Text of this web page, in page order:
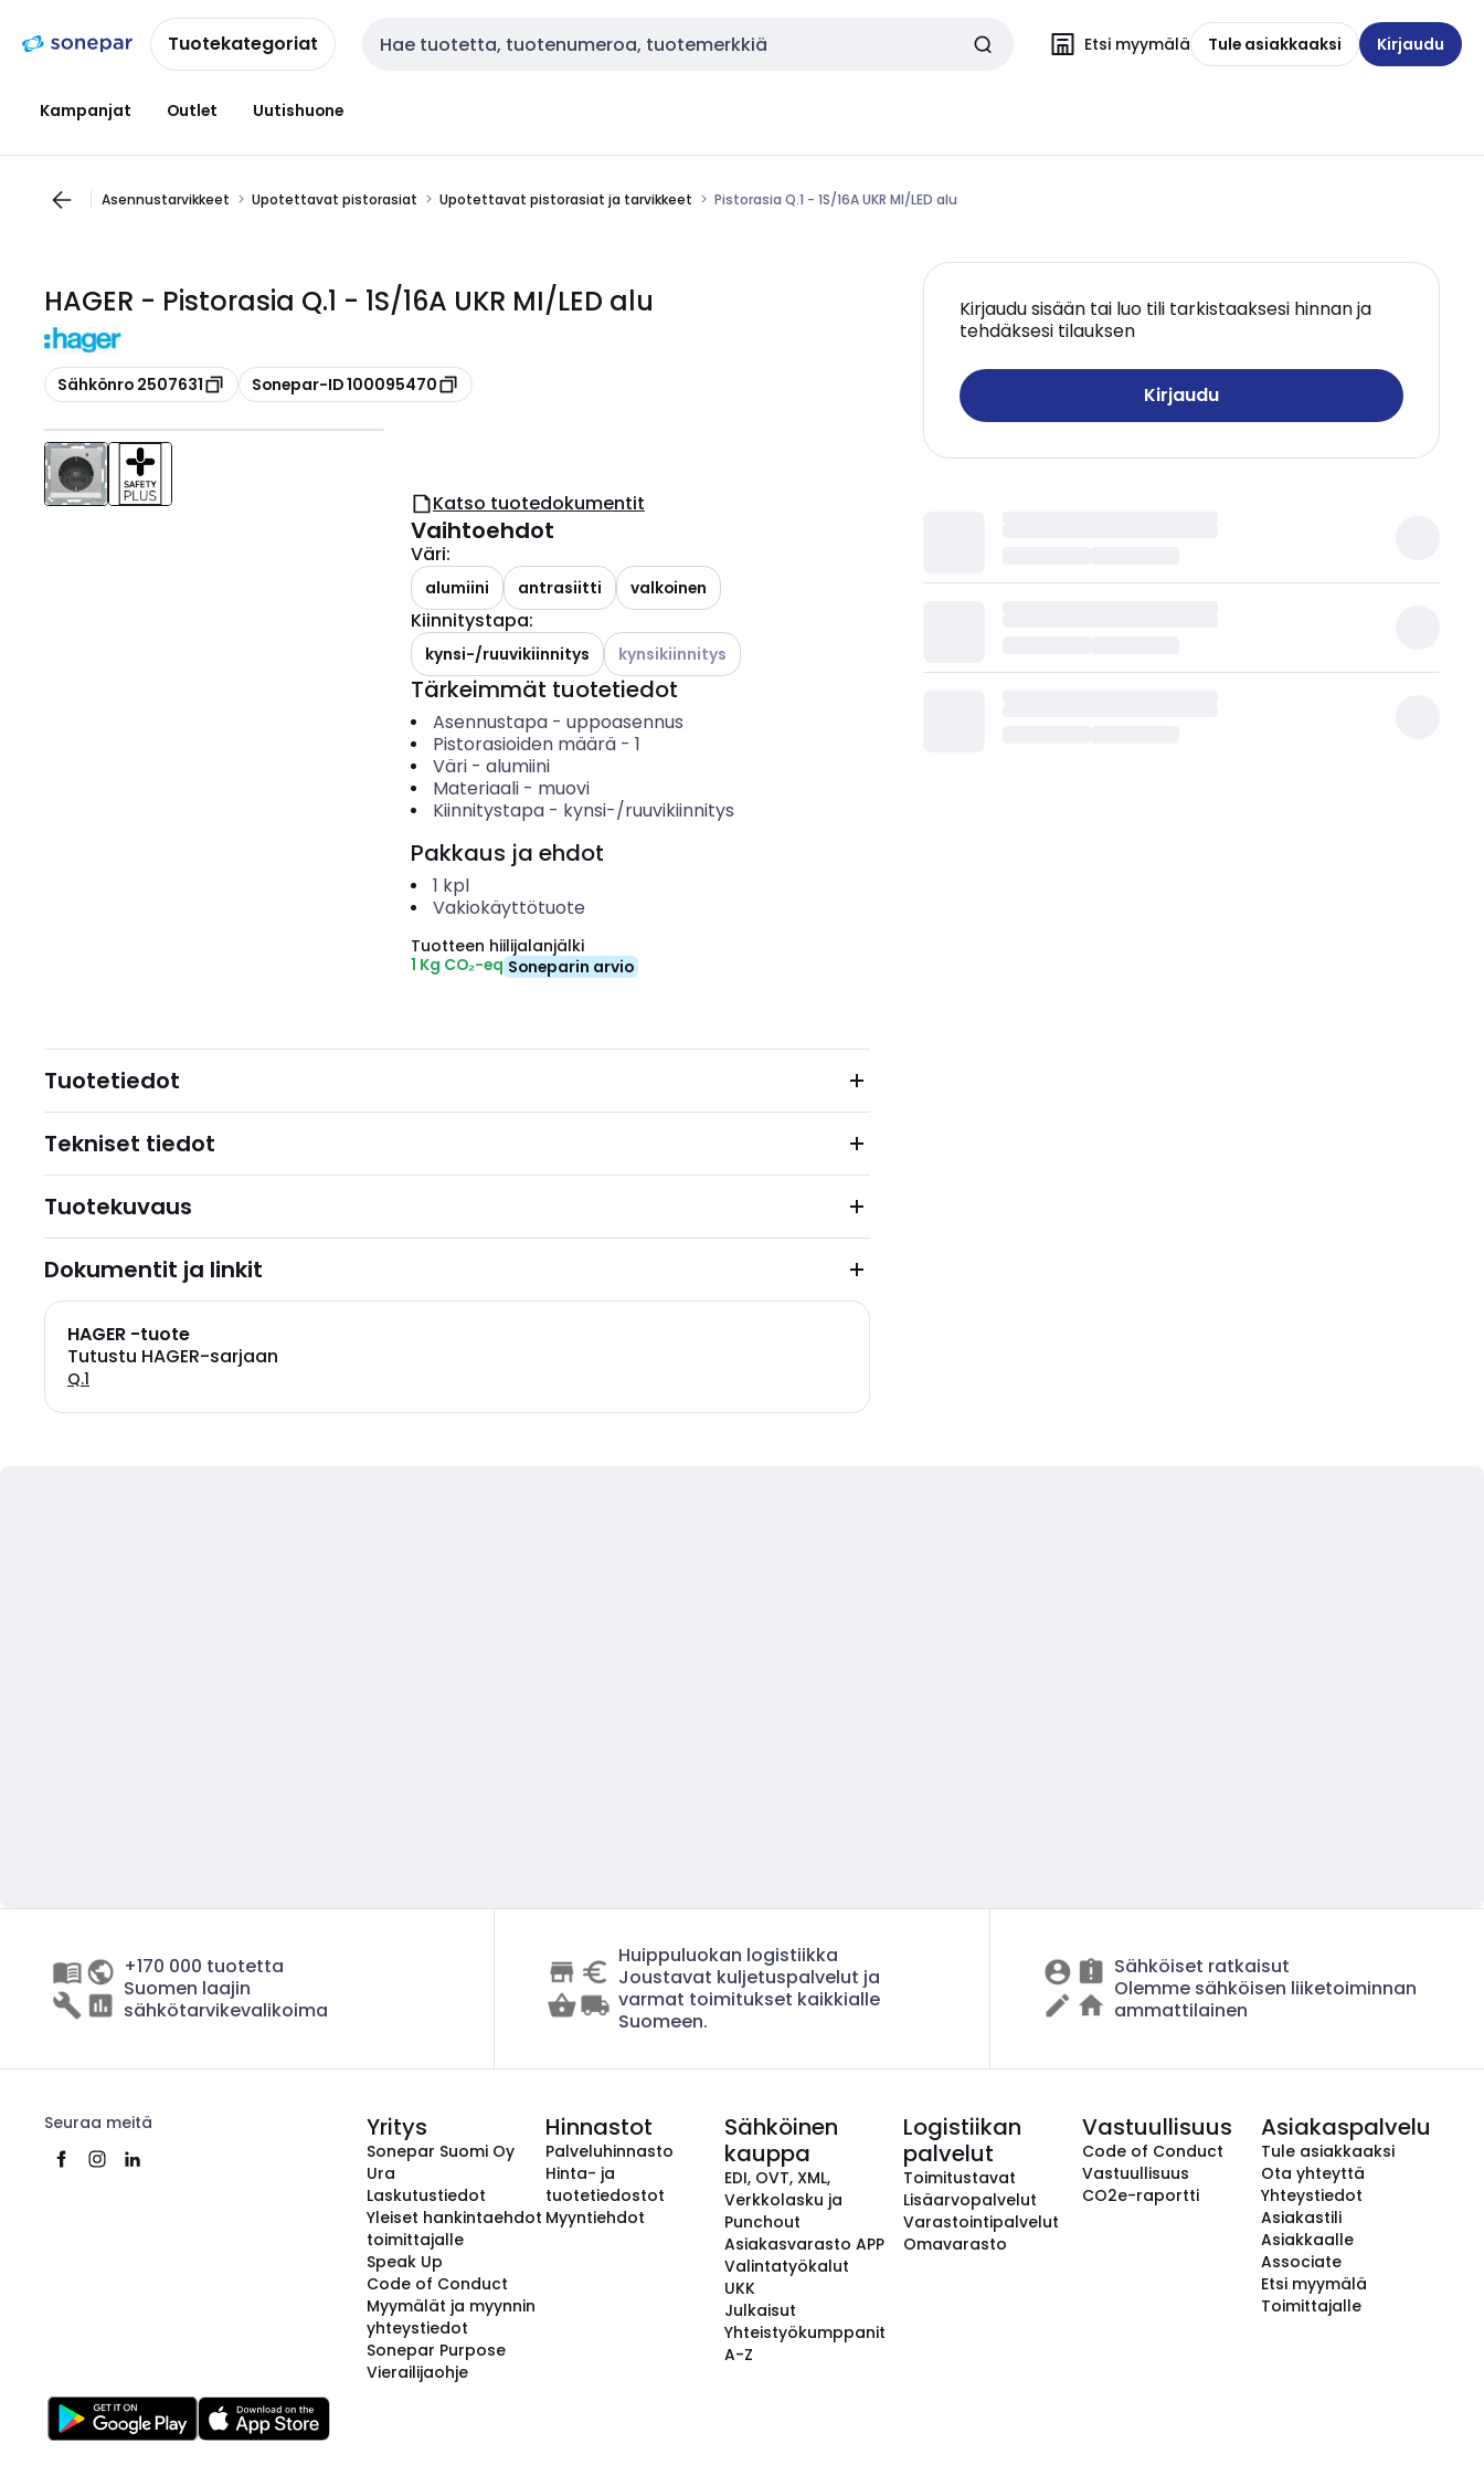
navigointiinsisältöönTuotekategoriat Haku Etsi myymälä Tule asiakkaaksi Kirjaudu
Kampanjat Outlet Uutishuone
Asennustarvikkeet Upotettavat pistorasiat Upotettavat pistorasiat ja tarvikkeet Pistorasia Q.1 - 1S/16A UKR MI/LED alu
HAGER - Pistorasia Q.1 - 1S/16A UKR MI/LED alu
Kopioi
Sähkönro 2507631 Kopioi
Sonepar-ID 100095470
Kirjaudu sisään tai luo tili tarkistaaksesi hinnan ja
tehdäksesi tilauksen
Kirjaudu
Katso tuotedokumentit
Vaihtoehdot
Väri:
alumiini antrasiitti valkoinen
Kiinnitystapa:
kynsi-/ruuvikiinnitys Katso käytettävissä olevat vaihtoehdot
kynsikiinnitys
Tärkeimmät tuotetiedot
Asennustapa- uppoasennus
Pistorasioiden määrä- 1
Väri- alumiini
Materiaali- muovi
Kiinnitystapa- kynsi-/ruuvikiinnitys
Pakkaus ja ehdot
1 kpl
Vakiokäyttötuote
Tuotteen hiilijalanjälki
1 Kg CO₂-eq Soneparin arvio
Tuotetiedot
Tekniset tiedot
Tuotekuvaus
Dokumentit ja linkit
HAGER -tuote
Tutustu HAGER-sarjaan
Q.1
+170 000 tuotetta
Suomen laajin
sähkötarvikevalikoima
Huippuluokan logistiikka
Joustavat kuljetuspalvelut ja
varmat toimitukset kaikkialle
Suomeen.
Sähköiset ratkaisut
Olemme sähköisen liiketoiminnan
ammattilainen
Seuraa meitä Yritys
Sonepar Suomi Oy
Ura
Laskutustiedot
Yleiset hankintaehdot
toimittajalle
Speak Up
Code of Conduct
Myymälät ja myynnin
yhteystiedot
Sonepar Purpose
Vierailijaohje
Hinnastot
Palveluhinnasto
Hinta- ja
tuotetiedostot
Myyntiehdot
Sähköinen
kauppa
EDI, OVT, XML,
Verkkolasku ja
Punchout
Asiakasvarasto APP
Valintatyökalut
UKK
Julkaisut
Yhteistyökumppanit
A-Z
Logistiikan
palvelut
Toimitustavat
Lisäarvopalvelut
Varastointipalvelut
Omavarasto
Vastuullisuus
Code of Conduct
Vastuullisuus
CO2e-raportti
Asiakaspalvelu
Tule asiakkaaksi
Ota yhteyttä
Yhteystiedot
Asiakastili
Asiakkaalle
Associate
Etsi myymälä
Toimittajalle